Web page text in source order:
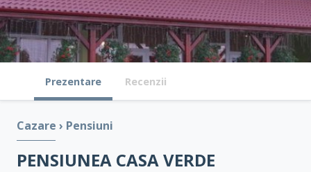
Prezentare Recenzii
Cazare › Pensiuni
PENSIUNEA CASA VERDE